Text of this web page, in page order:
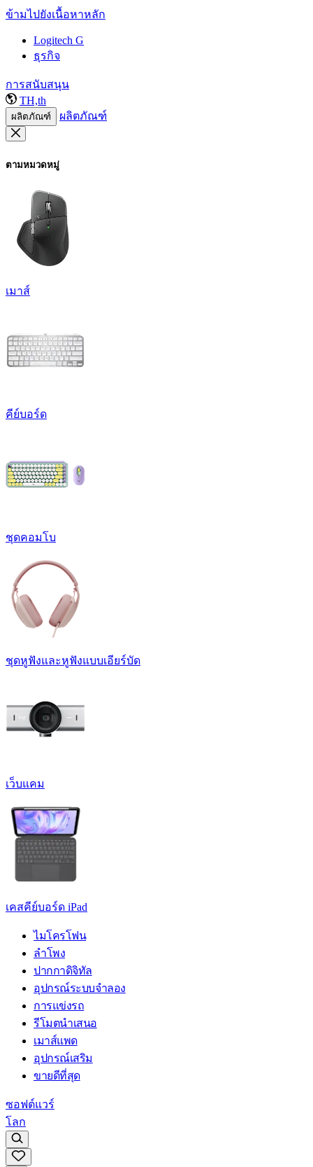
ข้ามไปยังเนื้อหาหลัก
Logitech G
ธุรกิจ
การสนับสนุน
TH,th
ผลิตภัณฑ์ ผลิตภัณฑ์
ตามหมวดหมู่
เมาส์
คีย์บอร์ด
ชุดคอมโบ
ชุดหูฟังและหูฟังแบบเอียร์บัด
เว็บแคม
เคสคีย์บอร์ด iPad
ไมโครโฟน
ลำโพง
ปากกาดิจิทัล
อุปกรณ์ระบบจำลอง
การแข่งรถ
รีโมตนำเสนอ
เมาส์แพด
อุปกรณ์เสริม
ขายดีที่สุด
ซอฟต์แวร์
โลก